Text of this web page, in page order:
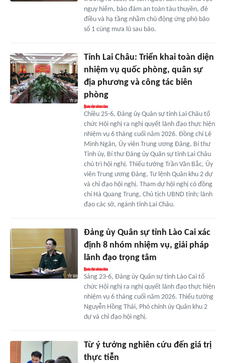
nguy hiểm, bảo đảm an toàn tàu thuyền, đê
điều và hạ tầng nhằm chủ động ứng phó bão
số 1 cùng mưa lũ sau bão.
Tỉnh Lai Châu: Triển khai toàn diện
nhiệm vụ quốc phòng, quân sự
địa phương và công tác biên
phòng
Chiều 25-6, Đảng ủy Quân sự tỉnh Lai Châu tổ
chức Hội nghị ra nghị quyết lãnh đạo thực hiện
nhiệm vụ 6 tháng cuối năm 2026. Đồng chí Lê
Minh Ngân, Ủy viên Trung ương Đảng, Bí thư
Tỉnh ủy, Bí thư Đảng ủy Quân sự tỉnh Lai Châu
chủ trì hội nghị. Thiếu tướng Trần Văn Bắc, Ủy
viên Trung ương Đảng, Tư lệnh Quân khu 2 dự
và chỉ đạo hội nghị. Tham dự hội nghị có đồng
chí Hà Quang Trung, Chủ tịch UBND tỉnh; lãnh
đạo các sở, ngành tỉnh Lai Châu.
Đảng ủy Quân sự tỉnh Lào Cai xác
định 8 nhóm nhiệm vụ, giải pháp
lãnh đạo trọng tâm
Sáng 23-6, Đảng ủy Quân sự tỉnh Lào Cai tổ
chức Hội nghị ra nghị quyết lãnh đạo thực hiện
nhiệm vụ 6 tháng cuối năm 2026. Thiếu tướng
Nguyễn Hồng Thái, Phó chính ủy Quân khu 2
dự và chỉ đạo hội nghị.
Từ ý tưởng nghiên cứu đến giá trị
thực tiễn